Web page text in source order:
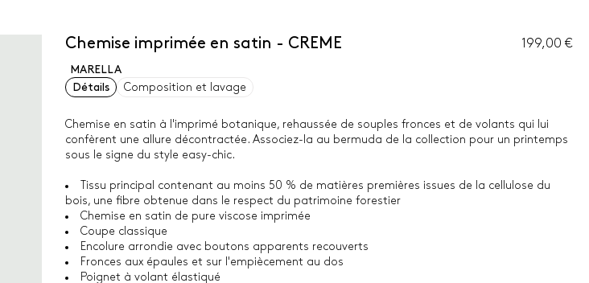
Chemise imprimée en satin - CREME 199,00 €
MARELLA
Détails
Composition et lavage
Chemise en satin à l'imprimé botanique, rehaussée de souples fronces et de volants qui lui
confèrent une allure décontractée. Associez-la au bermuda de la collection pour un printemps
sous le signe du style easy-chic.
Tissu principal contenant au moins 50 % de matières premières issues de la cellulose du
bois, une fibre obtenue dans le respect du patrimoine forestier
Chemise en satin de pure viscose imprimée
Coupe classique
Encolure arrondie avec boutons apparents recouverts
Fronces aux épaules et sur l'empiècement au dos
Poignet à volant élastiqué